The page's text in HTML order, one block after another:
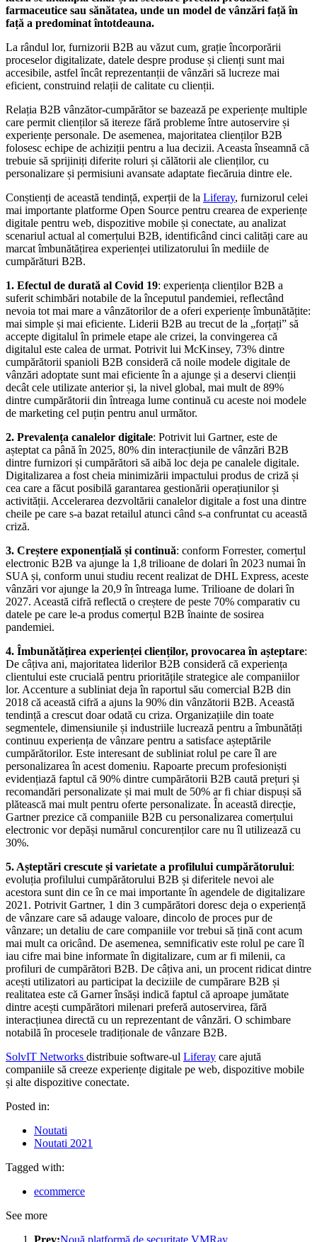
farmaceutice sau sănătatea, unde un model de vânzări față în
față a predominat întotdeauna.
La rândul lor, furnizorii B2B au văzut cum, grație încorporării
proceselor digitalizate, datele despre produse și clienți sunt mai
accesibile, astfel încât reprezentanții de vânzări să lucreze mai
eficient, construind relații de calitate cu clienții.
Relația B2B vânzător-cumpărător se bazează pe experiențe multiple
care permit clienților să itereze fără probleme între autoservire și
experiențe personale. De asemenea, majoritatea clienților B2B
folosesc echipe de achiziții pentru a lua decizii. Aceasta înseamnă că
trebuie să sprijiniți diferite roluri și călătorii ale clienților, cu
personalizare și permisiuni avansate adaptate fiecăruia dintre ele.
Conștienți de această tendință, experții de la Liferay, furnizorul celei
mai importante platforme Open Source pentru crearea de experiențe
digitale pentru web, dispozitive mobile și conectate, au analizat
scenariul actual al comerțului B2B, identificând cinci calități care au
marcat îmbunătățirea experienței utilizatorului în mediile de
cumpărături B2B.
1. Efectul de durată al Covid 19: experiența clienților B2B a
suferit schimbări notabile de la începutul pandemiei, reflectând
nevoia tot mai mare a vânzătorilor de a oferi experiențe îmbunătățite:
mai simple și mai eficiente. Liderii B2B au trecut de la „forțați” să
accepte digitalul în primele etape ale crizei, la convingerea că
digitalul este calea de urmat. Potrivit lui McKinsey, 73% dintre
cumpărătorii spanioli B2B consideră că noile modele digitale de
vânzări adoptate sunt mai eficiente în a ajunge și a deservi clienții
decât cele utilizate anterior și, la nivel global, mai mult de 89%
dintre cumpărătorii din întreaga lume continuă cu aceste noi modele
de marketing cel puțin pentru anul următor.
2. Prevalența canalelor digitale: Potrivit lui Gartner, este de
așteptat ca până în 2025, 80% din interacțiunile de vânzări B2B
dintre furnizori și cumpărători să aibă loc deja pe canalele digitale.
Digitalizarea a fost cheia minimizării impactului produs de criză și
cea care a făcut posibilă garantarea gestionării operațiunilor și
activității. Accelerarea dezvoltării canalelor digitale a fost una dintre
cheile pe care s-a bazat retailul atunci când s-a confruntat cu această
criză.
3. Creștere exponențială și continuă: conform Forrester, comerțul
electronic B2B va ajunge la 1,8 trilioane de dolari în 2023 numai în
SUA și, conform unui studiu recent realizat de DHL Express, aceste
vânzări vor ajunge la 20,9 în întreaga lume. Trilioane de dolari în
2027. Această cifră reflectă o creștere de peste 70% comparativ cu
datele pe care le-a produs comerțul B2B înainte de sosirea
pandemiei.
4. Îmbunătățirea experienței clienților, provocarea în așteptare:
De câțiva ani, majoritatea liderilor B2B consideră că experiența
clientului este crucială pentru prioritățile strategice ale companiilor
lor. Accenture a subliniat deja în raportul său comercial B2B din
2018 că această cifră a ajuns la 90% din vânzătorii B2B. Această
tendință a crescut doar odată cu criza. Organizațiile din toate
segmentele, dimensiunile și industriile lucrează pentru a îmbunătăți
continuu experiența de vânzare pentru a satisface așteptările
cumpărătorilor. Este interesant de subliniat rolul pe care îl are
personalizarea în acest domeniu. Rapoarte precum profesioniști
evidențiază faptul că 90% dintre cumpărătorii B2B caută prețuri și
recomandări personalizate și mai mult de 50% ar fi chiar dispuși să
plătească mai mult pentru oferte personalizate. În această direcție,
Gartner prezice că companiile B2B cu personalizarea comerțului
electronic vor depăși numărul concurenților care nu îl utilizează cu
30%.
5. Așteptări crescute și varietate a profilului cumpărătorului:
evoluția profilului cumpărătorului B2B și diferitele nevoi ale
acestora sunt din ce în ce mai importante în agendele de digitalizare
2021. Potrivit Gartner, 1 din 3 cumpărători doresc deja o experiență
de vânzare care să adauge valoare, dincolo de proces pur de
vânzare; un detaliu de care companiile vor trebui să țină cont acum
mai mult ca oricând. De asemenea, semnificativ este rolul pe care îl
iau cifre mai bine informate în digitalizare, cum ar fi milenii, ca
profiluri de cumpărători B2B. De câțiva ani, un procent ridicat dintre
acești utilizatori au participat la deciziile de cumpărare B2B și
realitatea este că Garner însăși indică faptul că aproape jumătate
dintre acești cumpărători milenari preferă autoservirea, fără
interacțiunea directă cu un reprezentant de vânzări. O schimbare
notabilă în procesele tradiționale de vânzare B2B.
SolvIT Networks distribuie software-ul Liferay care ajută
companiile să creeze experiențe digitale pe web, dispozitive mobile
și alte dispozitive conectate.
Posted in:
Noutati
Noutati 2021
Tagged with:
ecommerce
See more
Prev:Nouă platformă de securitate VMRay